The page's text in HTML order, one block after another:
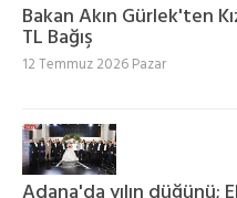
Bakan Akın Gürlek'ten
TL Bağış
12 Temmuz 2026 Pazar